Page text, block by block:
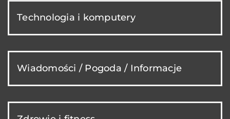
Technologia i komputery
Wiadomości / Pogoda / Informacje